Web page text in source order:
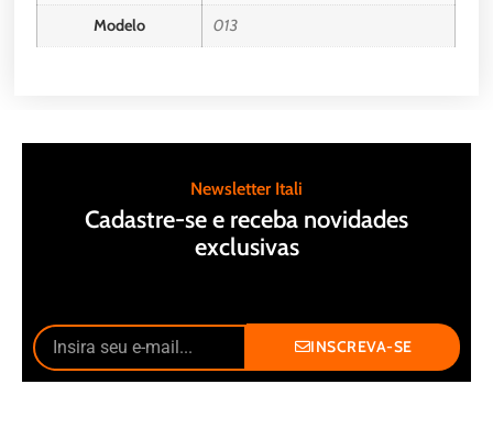
Modelo 013
Newsletter Itali
Cadastre-se e receba novidades
exclusivas
INSCREVA-SE